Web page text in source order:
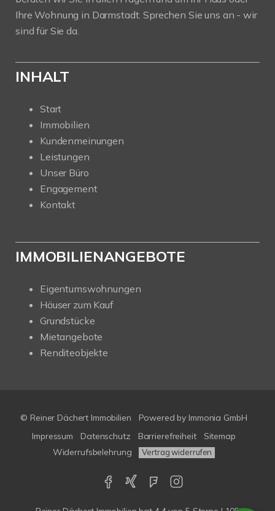
Ihre Wohnung in Darmstadt. Sprechen Sie uns an - wir
sind für Sie da.
INHALT
Start
Immobilien
Kundenmeinungen
Leistungen
Unser Büro
Engagement
Kontakt
IMMOBILIENANGEBOTE
Eigentumswohnungen
Häuser zum Kauf
Grundstücke
Mietangebote
Renditeobjekte
© Reiner Dächert Immobilien Powered by Immonia GmbH
Impressum
Datenschutz Barrierefreiheit
Sitemap
Widerrufsbelehrung
Vertrag widerrufen